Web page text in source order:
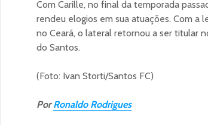
Com Carille, no final da temporada
rendeu elogios em sua atuações. Com a
no Ceará, o lateral retornou a ser titular
do Santos.
(Foto: Ivan Storti/Santos FC)
PorRonaldo Rodrigues